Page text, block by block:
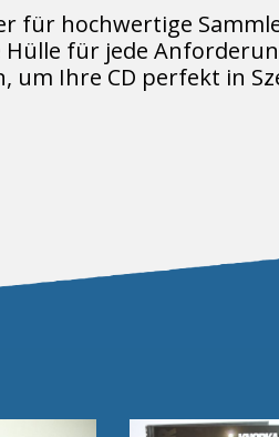
für hochwertige
Hülle für jede
Ihre CD perfekt in